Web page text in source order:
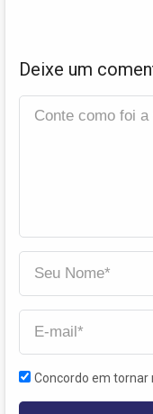
Deixe um
Concordo em